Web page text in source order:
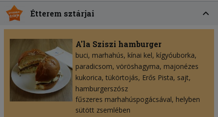
Étterem sztárjai
A'la Sziszi hamburger
buci marhahús kínai kel kígyóuborka
paradicsom vöröshagyma majonézes
kukorica tükörtojás Erős Pista sajt
hamburgerszósz
fűszeres marhahúspogácsával, helyben
sütött zsemlében